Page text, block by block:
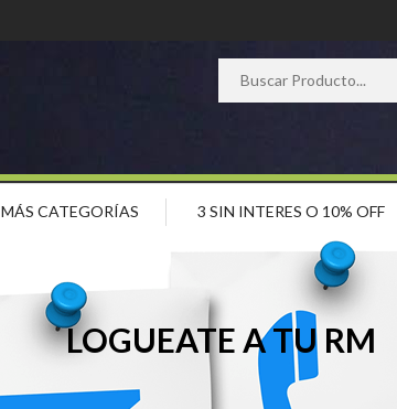
MÁS CATEGORÍAS 3 SIN INTERES O 10% OFF
LOGUEATE A TU RM